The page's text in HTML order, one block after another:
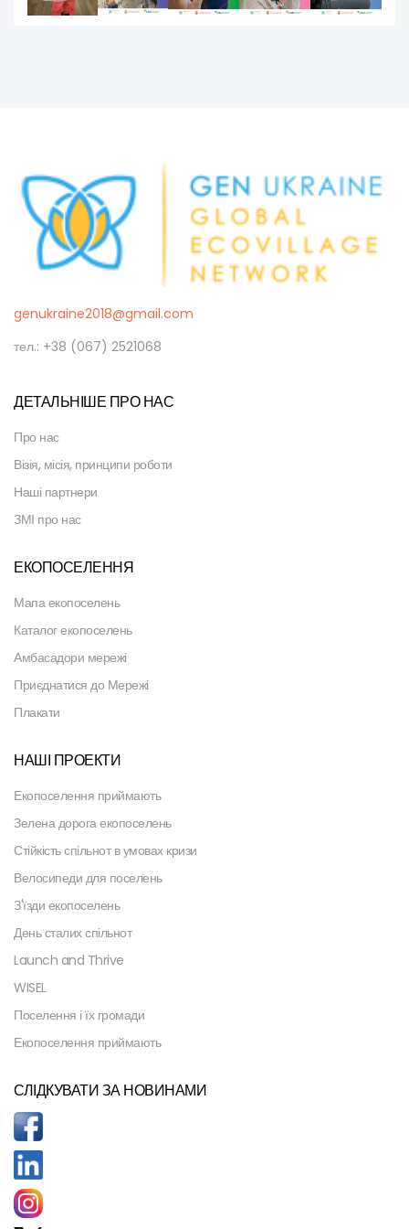
genukraine2018@gmail.com
тел.: +38 (067) 2521068
ДЕТАЛЬНІШЕ ПРО НАС
Про нас
Візія, місія, принципи роботи
Наші партнери
ЗМІ про нас
ЕКОПОСЕЛЕННЯ
Мапа екопоселень
Каталог екопоселень
Амбасадори мережі
Приєднатися до Мережі
Плакати
НАШІ ПРОЕКТИ
Екопоселення приймають
Зелена дорога екопоселень
Стійкість спільнот в умовах кризи
Велосипеди для поселень
З'їзди екопоселень
День сталих спільнот
Launch and Thrive
WISEL
Поселення і їх громади
Екопоселення приймають
СЛІДКУВАТИ ЗА НОВИНАМИ